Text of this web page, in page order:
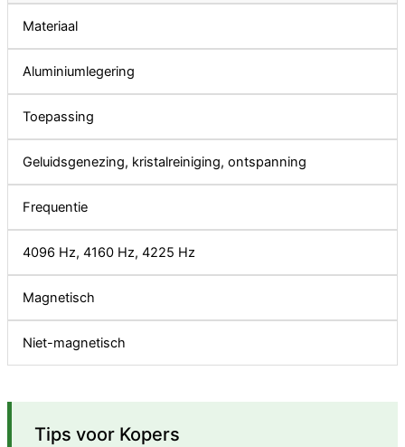
Materiaal
Aluminiumlegering
Toepassing
Geluidsgenezing, kristalreiniging, ontspanning
Frequentie
4096 Hz, 4160 Hz, 4225 Hz
Magnetisch
Niet-magnetisch
Tips voor Kopers